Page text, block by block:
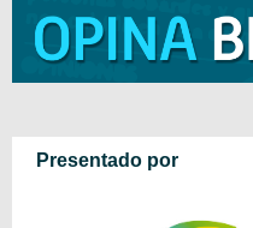
Presentado por